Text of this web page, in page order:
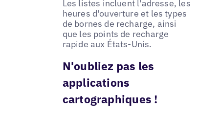
Les listes incluent l'adresse, les
heures d'ouverture et les types
de bornes de recharge, ainsi
que les points de recharge
rapide aux États-Unis.
N'oubliez pas les
applications
cartographiques !